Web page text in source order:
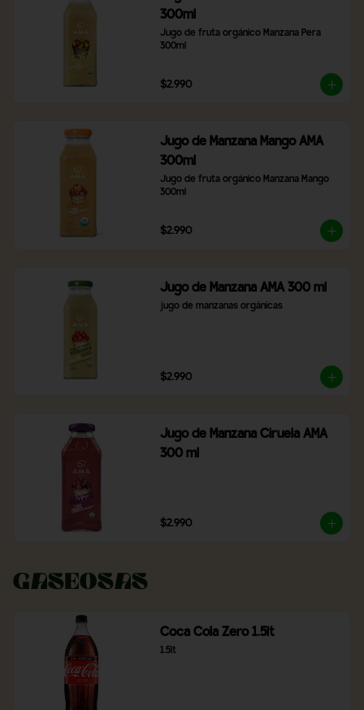
300ml
Jugo de fruta orgánico Manzana Pera
300ml
$2.990
Jugo de Manzana Mango AMA
300ml
Jugo de fruta orgánico Manzana Mango
300ml
$2.990
Jugo de Manzana AMA 300 ml
jugo de manzanas orgánicas
$2.990
Jugo de Manzana Ciruela AMA
300 ml
$2.990
Gaseosas
Coca Cola Zero 1.5lt
1.5lt